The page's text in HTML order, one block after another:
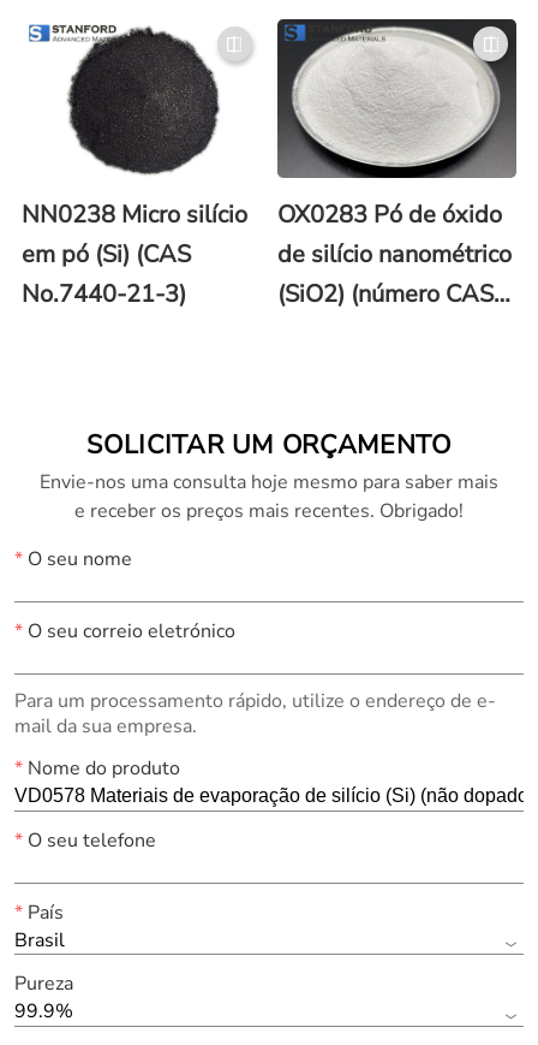
12033-89-5)
NN0238 Micro silício
em pó (Si) (CAS
No.7440-21-3)
OX0283 Pó de óxido
de silício nanométrico
(SiO2) (número CAS:
SOLICITAR UM ORÇAMENTO
Envie-nos uma consulta hoje mesmo para saber mais
e receber os preços mais recentes. Obrigado!
*O seu nome
*O seu correio eletrónico
Para um processamento rápido, utilize o endereço de e-
mail da sua empresa.
*Nome do produto
*O seu telefone
*País
Brasil
Pureza
99.9%